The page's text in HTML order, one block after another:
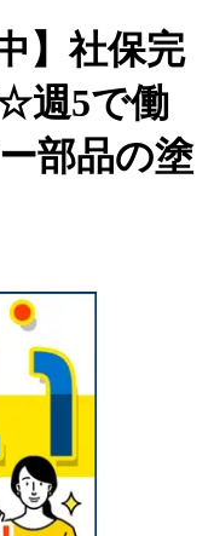
】社保完
週5で働
部品の塗